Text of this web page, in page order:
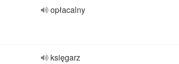
opłacalny
księgarz